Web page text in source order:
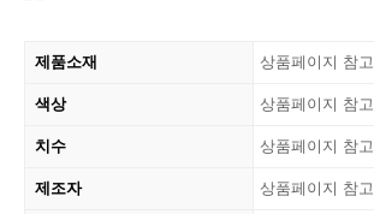
제품소재 상품페이지 참고
색상 상품페이지 참고
치수 상품페이지 참고
제조자 상품페이지 참고